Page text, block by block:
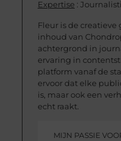
Expertise :
Fleur is de
inhoud van
achtergrond in
ervaring in
platform vanaf de
ervoor dat elke
is, maar ook een
echt raakt.
MIJN PASSIE